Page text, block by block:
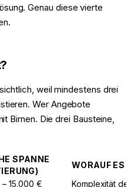
Genau diese vierte
weil mindestens drei
Wer Angebote
Birnen. Die drei Bausteine,
SPANNE
WORAUF ES
15.000 €
Komplexität